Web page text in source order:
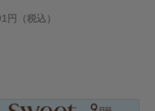
円（税込）